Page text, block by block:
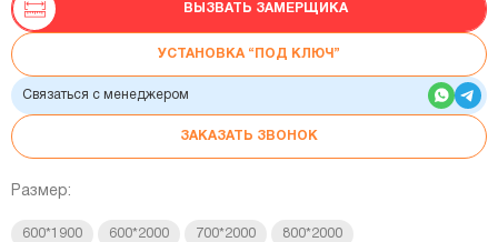
ВЫЗВАТЬ ЗАМЕРЩИКА
УСТАНОВКА “ПОД КЛЮЧ”
Связаться с менеджером
ЗАКАЗАТЬ ЗВОНОК
Размер:
600*1900 600*2000 700*2000 800*2000